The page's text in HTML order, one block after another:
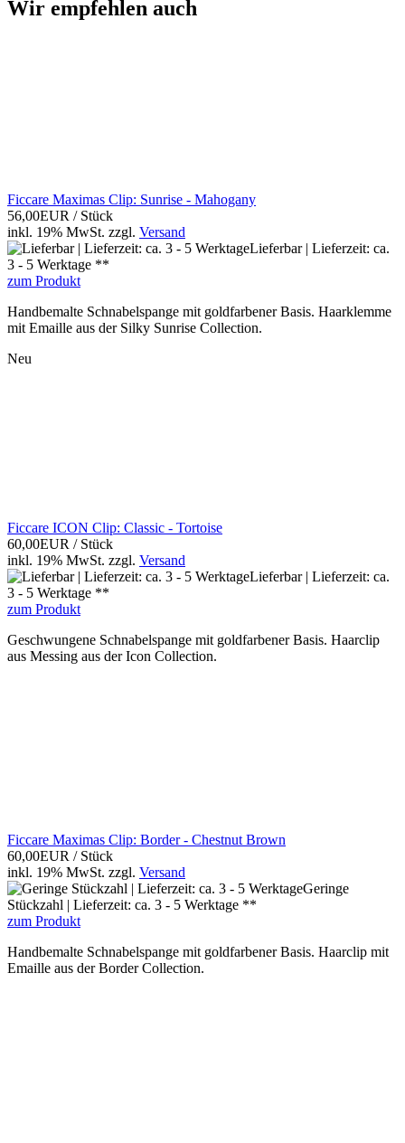
Wir empfehlen auch
Ficcare Maximas Clip: Sunrise - Mahogany
56,00EUR / Stück
inkl. 19% MwSt. zzgl. Versand
Lieferbar | Lieferzeit: ca.
3 - 5 Werktage **
zum Produkt
Handbemalte Schnabelspange mit goldfarbener Basis. Haarklemme
mit Emaille aus der Silky Sunrise Collection.
Neu
Ficcare ICON Clip: Classic - Tortoise
60,00EUR / Stück
inkl. 19% MwSt. zzgl. Versand
Lieferbar | Lieferzeit: ca.
3 - 5 Werktage **
zum Produkt
Geschwungene Schnabelspange mit goldfarbener Basis. Haarclip
aus Messing aus der Icon Collection.
Ficcare Maximas Clip: Border - Chestnut Brown
60,00EUR / Stück
inkl. 19% MwSt. zzgl. Versand
Geringe
Stückzahl | Lieferzeit: ca. 3 - 5 Werktage **
zum Produkt
Handbemalte Schnabelspange mit goldfarbener Basis. Haarclip mit
Emaille aus der Border Collection.